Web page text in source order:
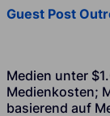
Guest Post
Medien unter
Medienkosten;
basierend auf